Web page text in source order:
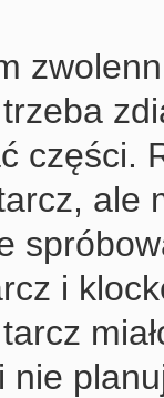
części.
ale
i
nie